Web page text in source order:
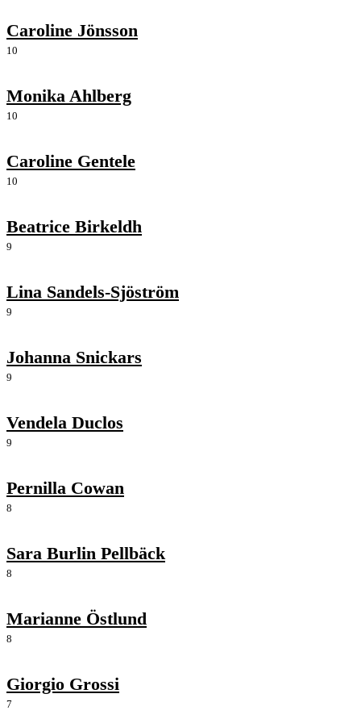
Caroline Jönsson
10
Monika Ahlberg
10
Caroline Gentele
10
Beatrice Birkeldh
9
Lina Sandels-Sjöström
9
Johanna Snickars
9
Vendela Duclos
9
Pernilla Cowan
8
Sara Burlin Pellbäck
8
Marianne Östlund
8
Giorgio Grossi
7